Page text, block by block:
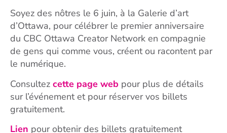
Soyez des nôtres le 6 juin, à la Galerie d’art
d’Ottawa, pour célébrer le premier anniversaire
du CBC Ottawa Creator Network en compagnie
de gens qui comme vous, créent ou racontent par
le numérique.
Consultez cette page web pour plus de détails
sur l’événement et pour réserver vos billets
gratuitement.
Lien pour obtenir des billets gratuitement